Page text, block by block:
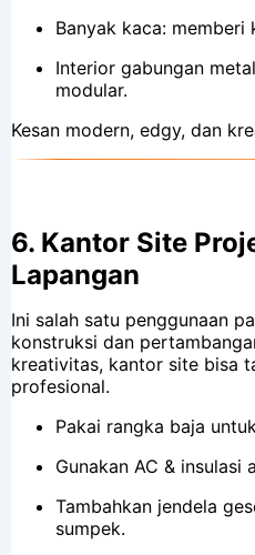
Banyak kaca: memberi
Interior gabungan
modular.
Kesan modern, edgy, dan
6. Kantor Site
Lapangan
Ini salah satu penggunaan
konstruksi dan
kreativitas, kantor site bisa
profesional.
Pakai rangka baja
Gunakan AC & insulasi
Tambahkan jendela
sumpek.